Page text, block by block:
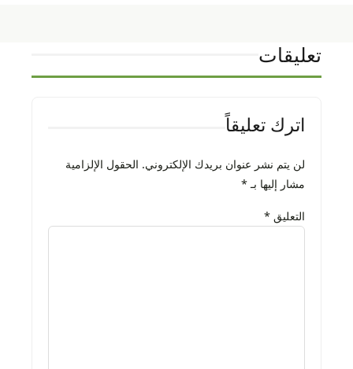
تعليقات
اترك تعليقاً
لن يتم نشر عنوان بريدك الإلكتروني. الحقول الإلزامية
مشار إليها بـ*
التعليق *